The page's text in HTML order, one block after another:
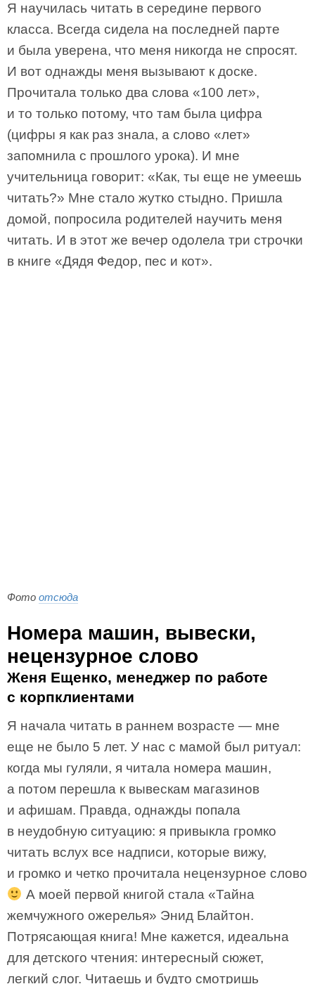
Я научилась читать в середине первого
класса. Всегда сидела на последней парте
и была уверена, что меня никогда не спросят.
И вот однажды меня вызывают к доске.
Прочитала только два слова «100 лет»,
и то только потому, что там была цифра
(цифры я как раз знала, а слово «лет»
запомнила с прошлого урока). И мне
учительница говорит: «Как, ты еще не умеешь
читать?» Мне стало жутко стыдно. Пришла
домой, попросила родителей научить меня
читать. И в этот же вечер одолела три строчки
в книге «Дядя Федор, пес и кот».
Фото отсюда
Номера машин, вывески,
нецензурное слово
Женя Ещенко, менеджер по работе
с корпклиентами
Я начала читать в раннем возрасте — мне
еще не было 5 лет. У нас с мамой был ритуал:
когда мы гуляли, я читала номера машин,
а потом перешла к вывескам магазинов
и афишам. Правда, однажды попала
в неудобную ситуацию: я привыкла громко
читать вслух все надписи, которые вижу,
и громко и четко прочитала нецензурное слово
А моей первой книгой стала «Тайна
жемчужного ожерелья» Энид Блайтон.
Потрясающая книга! Мне кажется, идеальна
для детского чтения: интересный сюжет,
легкий слог. Читаешь и будто смотришь